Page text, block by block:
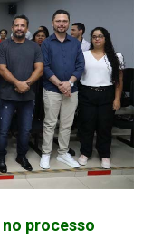
processo